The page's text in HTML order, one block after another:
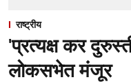
राष्ट्रीय
'प्रत्यक्ष कर
लोकसभेत मंजूर